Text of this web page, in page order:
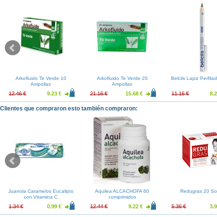
Arkofluido Te Verde 10
Ampollas
12.46 € 9.23 €
Arkofluido Te Verde 20
Ampollas
21.16 € 15.68 €
Belcils Lapiz
11.16 €
Clientes que compraron esto también compraron:
Juanola Caramelos Eucalipto
con Vitamina C
1.34 € 0.99 €
Aquilea ALCACHOFA 60
comprimidos
12.44 € 9.22 €
Redugras 20
5.36 €